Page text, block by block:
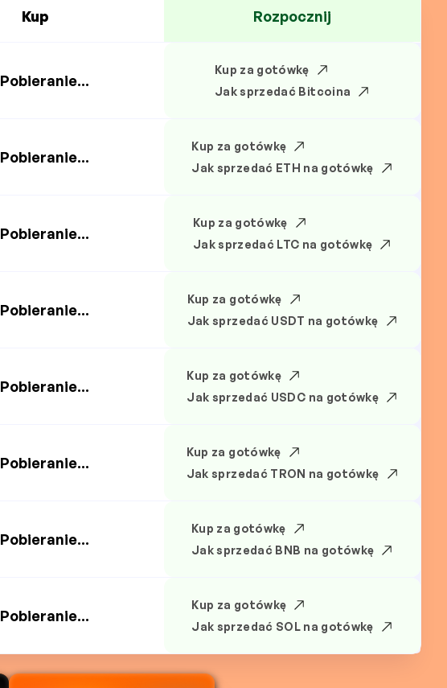
Kup Rozpocznij
Pobieranie...
Kup za gotówkę
Jak sprzedać Bitcoina
Pobieranie...
Kup za gotówkę
Jak sprzedać ETH na gotówkę
Pobieranie...
Kup za gotówkę
Jak sprzedać LTC na gotówkę
Pobieranie...
Kup za gotówkę
Jak sprzedać USDT na gotówkę
Pobieranie...
Kup za gotówkę
Jak sprzedać USDC na gotówkę
Pobieranie...
Kup za gotówkę
Jak sprzedać TRON na gotówkę
Pobieranie...
Kup za gotówkę
Jak sprzedać BNB na gotówkę
Pobieranie...
Kup za gotówkę
Jak sprzedać SOL na gotówkę